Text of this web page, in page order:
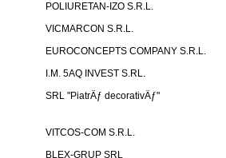
POLIURETAN-IZO S.R.L.
VICMARCON S.R.L.
EUROCONCEPTS COMPANY S.R.L.
I.M. 5AQ INVEST S.RL.
SRL "PiatrÄƒ decorativÄƒ"
VITCOS-COM S.R.L.
BLEX-GRUP SRL